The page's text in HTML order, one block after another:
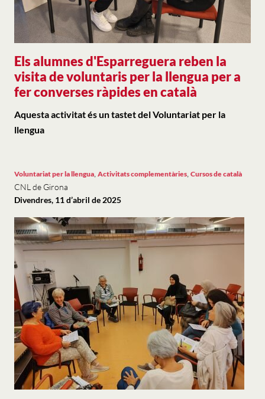
Els alumnes d'Esparreguera reben la
visita de voluntaris per la llengua per a
fer converses ràpides en català
Aquesta activitat és un tastet del Voluntariat per la
llengua
Voluntariat per la llengua, Activitats complementàries, Cursos de català
CNL de Girona
Divendres, 11 d’abril de 2025